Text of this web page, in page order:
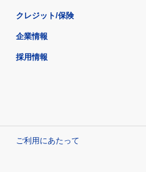
クレジット/保険
企業情報
採用情報
ご利用にあたって